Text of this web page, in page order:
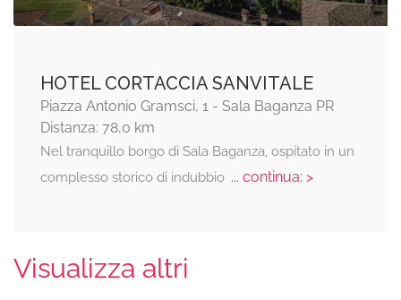
HOTEL CORTACCIA SANVITALE
Piazza Antonio Gramsci, 1 - Sala Baganza PR
Distanza: 78,0 km
Nel tranquillo borgo di Sala Baganza, ospitato in un
complesso storico di indubbio... continua: >
Visualizza altri